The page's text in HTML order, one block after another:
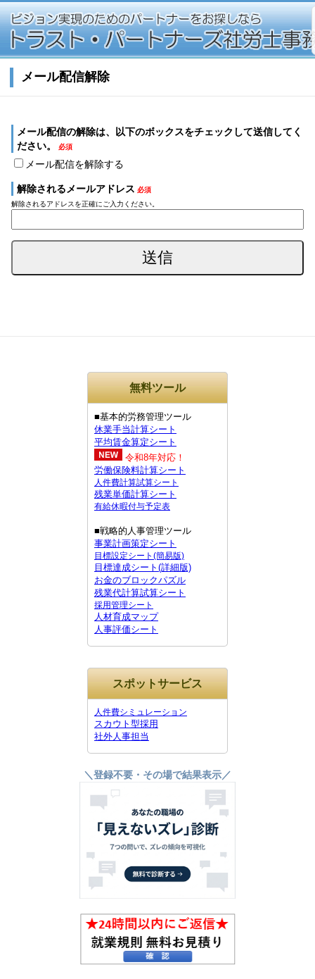
メール配信解除
メール配信の解除は、以下のボックスをチェックして送信してく
ださい。
必須
メール配信を解除する
解除されるメールアドレス 必須
解除されるアドレスを正確にご入力ください。
無料ツール
■基本的労務管理ツール
休業手当計算シート
平均賃金算定シート
令和8年対応！
労働保険料計算シート
人件費計算試算シート
残業単価計算シート
有給休暇付与予定表
■戦略的人事管理ツール
事業計画策定シート
目標設定シート(簡易版)
目標達成シート(詳細版)
お金のブロックパズル
残業代計算試算シート
採用管理シート
人材育成マップ
人事評価シート
スポットサービス
人件費シミュレーション
スカウト型採用
社外人事担当
＼登録不要・その場で結果表示／